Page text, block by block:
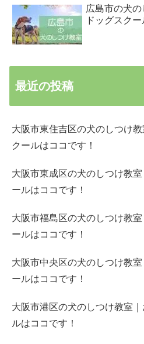
広島市の犬
ドッグスク
最近の投稿
大阪市東住吉区の犬のしつけ
クールはココです！
大阪市東成区の犬のしつけ教
ールはココです！
大阪市福島区の犬のしつけ教
ールはココです！
大阪市中央区の犬のしつけ教
ールはココです！
大阪市港区の犬のしつけ教室
ルはココです！